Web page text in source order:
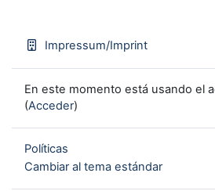
Impressum/Imprint
En este momento está usando el
(Acceder)
Políticas
Cambiar al tema estándar